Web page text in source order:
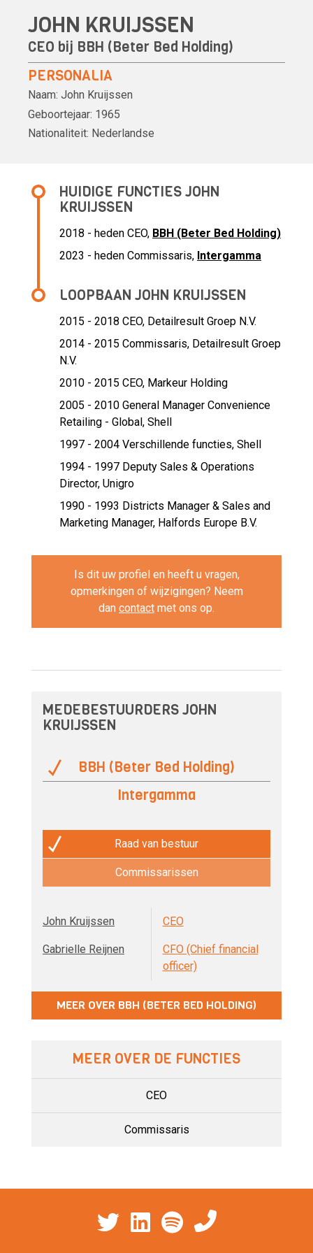
JOHN KRUIJSSEN
CEO bij BBH (Beter Bed Holding)
PERSONALIA
Naam: John Kruijssen
Geboortejaar: 1965
Nationaliteit: Nederlandse
HUIDIGE FUNCTIES JOHN
KRUIJSSEN
2018 - heden CEO, BBH (Beter Bed Holding)
2023 - heden Commissaris, Intergamma
LOOPBAAN JOHN KRUIJSSEN
2015 - 2018 CEO, Detailresult Groep N.V.
2014 - 2015 Commissaris, Detailresult Groep
N.V.
2010 - 2015 CEO, Markeur Holding
2005 - 2010 General Manager Convenience
Retailing - Global, Shell
1997 - 2004 Verschillende functies, Shell
1994 - 1997 Deputy Sales & Operations
Director, Unigro
1990 - 1993 Districts Manager & Sales and
Marketing Manager, Halfords Europe B.V.
Is dit uw profiel en heeft u vragen,
opmerkingen of wijzigingen? Neem
dan contact met ons op.
MEDEBESTUURDERS JOHN
KRUIJSSEN
BBH (Beter Bed Holding)
Intergamma
Raad van bestuur
Commissarissen
John Kruijssen CEO
Gabrielle Reijnen
CFO (Chief financial
officer)
MEER OVER BBH (BETER BED HOLDING)
MEER OVER DE FUNCTIES
CEO
Commissaris